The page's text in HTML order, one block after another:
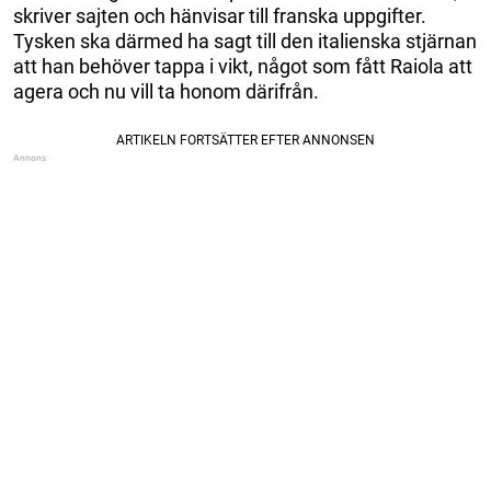
skriver sajten och hänvisar till franska uppgifter.
Tysken ska därmed ha sagt till den italienska stjärnan
att han behöver tappa i vikt, något som fått Raiola att
agera och nu vill ta honom därifrån.